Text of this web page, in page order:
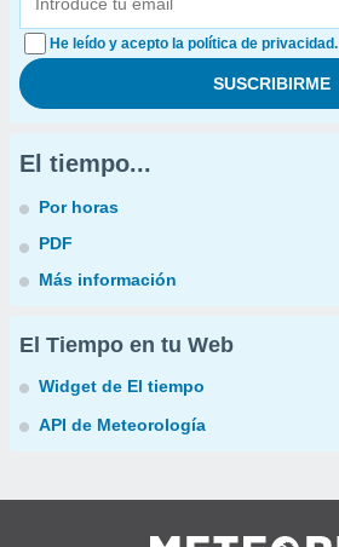
He leído y acepto la política de privacidad.
El tiempo...
Por horas
PDF
Más información
El Tiempo en tu Web
Widget de El tiempo
API de Meteorología